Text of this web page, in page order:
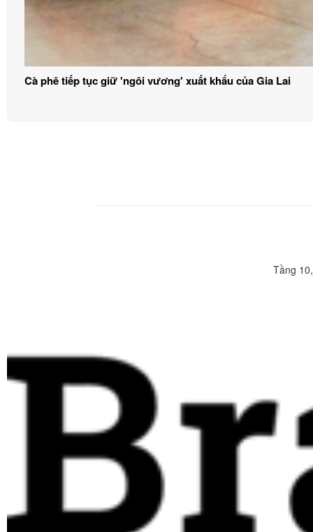
Cà phê tiếp tục giữ 'ngôi vương' xuất khẩu của Gia Lai
Tầng